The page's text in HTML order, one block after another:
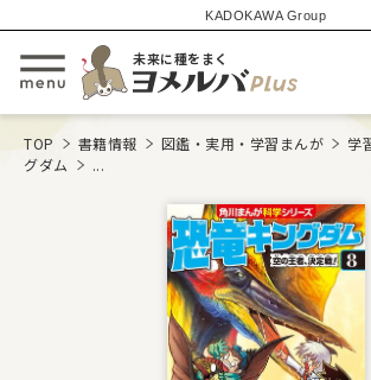
KADOKAWA Group
メニューを開閉する
未来に種をまく
TOP 書籍情報 図鑑・実用・学習まんが 学
グダム
...